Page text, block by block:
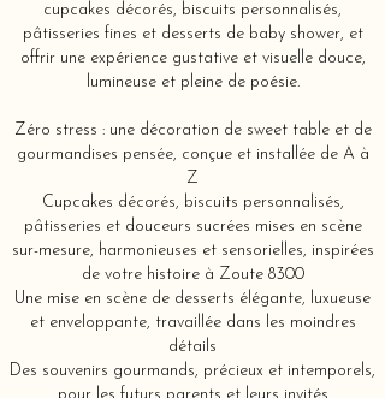
cupcakes décorés, biscuits personnalisés,
pâtisseries fines et desserts de baby shower, et
offrir une expérience gustative et visuelle douce,
lumineuse et pleine de poésie.
Zéro stress : une décoration de sweet table et de
gourmandises pensée, conçue et installée de A à
Z
Cupcakes décorés, biscuits personnalisés,
pâtisseries et douceurs sucrées mises en scène
sur-mesure, harmonieuses et sensorielles, inspirées
de votre histoire à Zoute 8300
Une mise en scène de desserts élégante, luxueuse
et enveloppante, travaillée dans les moindres
détails
Des souvenirs gourmands, précieux et intemporels,